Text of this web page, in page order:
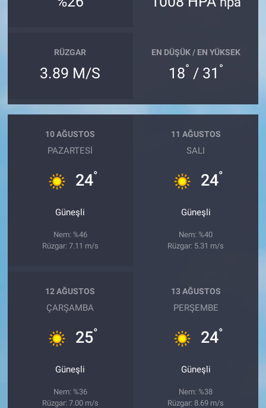
RÜZGAR
3.89 M/S
EN DÜŞÜK / EN YÜKSEK
18° / 31 °
10 AĞUSTOS
PAZARTESI
24°
Güneşli
Nem: %46
Rüzgar: 7.11 m/s
11 AĞUSTOS
SALI
24°
Güneşli
Nem: %40
Rüzgar: 5.31 m/s
12 AĞUSTOS
ÇARŞAMBA
25°
Güneşli
Nem: %36
Rüzgar: 7.00 m/s
13 AĞUSTOS
PERŞEMBE
24°
Güneşli
Nem: %38
Rüzgar: 8.69 m/s